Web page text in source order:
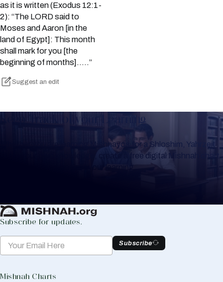
as it is written (Exodus 12:1-
2): “The LORD said to
Moses and Aaron [in the
land of Egypt]: This month
shall mark for you [the
beginning of months]…..”
Suggest an edit
Keep Track of your Learning
Whether you are learning Mishnayos for a Shloshim, Yahrzeit
or for your own knowledge, create a free digital Mishnah chart
to help you keep track of your learning.
Subscribe for updates.
Subscribe
Mishnah Charts